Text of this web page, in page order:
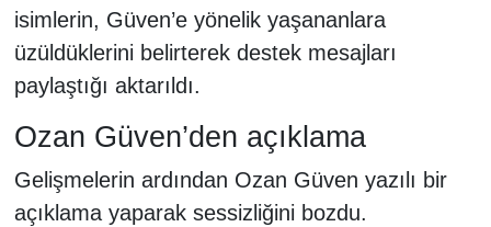
isimlerin, Güven’e yönelik yaşananlara
üzüldüklerini belirterek destek mesajları
paylaştığı aktarıldı.
Ozan Güven’den açıklama
Gelişmelerin ardından Ozan Güven yazılı bir
açıklama yaparak sessizliğini bozdu.